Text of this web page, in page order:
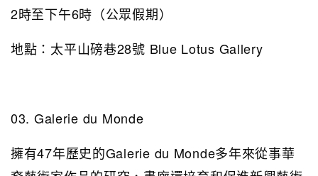
2時至下午6時（公眾假期）
地點：太平山磅巷28號 Blue Lotus Gallery
03. Galerie du Monde
擁有47年歷史的Galerie du Monde多年來從事華